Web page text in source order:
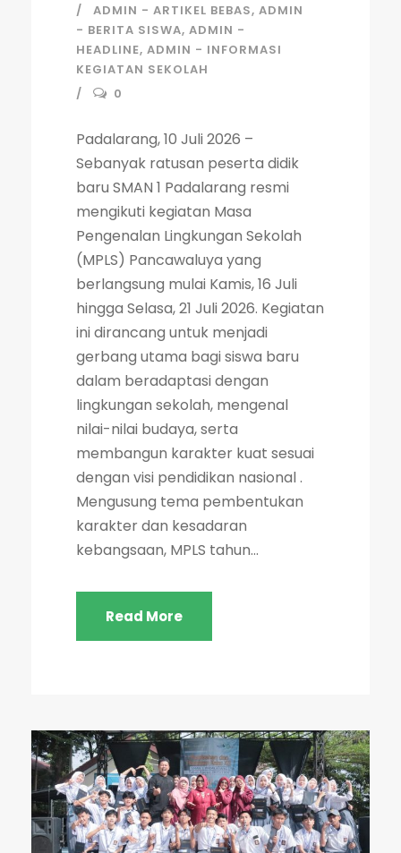
ADMIN - ARTIKEL BEBAS, ADMIN
- BERITA SISWA, ADMIN -
HEADLINE, ADMIN - INFORMASI
KEGIATAN SEKOLAH
0
Padalarang, 10 Juli 2026 –
Sebanyak ratusan peserta didik
baru SMAN 1 Padalarang resmi
mengikuti kegiatan Masa
Pengenalan Lingkungan Sekolah
(MPLS) Pancawaluya yang
berlangsung mulai Kamis, 16 Juli
hingga Selasa, 21 Juli 2026. Kegiatan
ini dirancang untuk menjadi
gerbang utama bagi siswa baru
dalam beradaptasi dengan
lingkungan sekolah, mengenal
nilai-nilai budaya, serta
membangun karakter kuat sesuai
dengan visi pendidikan nasional .
Mengusung tema pembentukan
karakter dan kesadaran
kebangsaan, MPLS tahun...
Read More